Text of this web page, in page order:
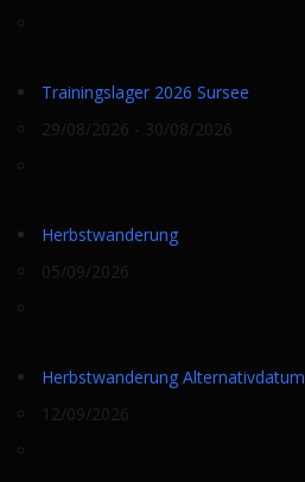
Trainingslager 2026 Sursee
29/08/2026 - 30/08/2026
Herbstwanderung
05/09/2026
Herbstwanderung Alternativdatum
12/09/2026